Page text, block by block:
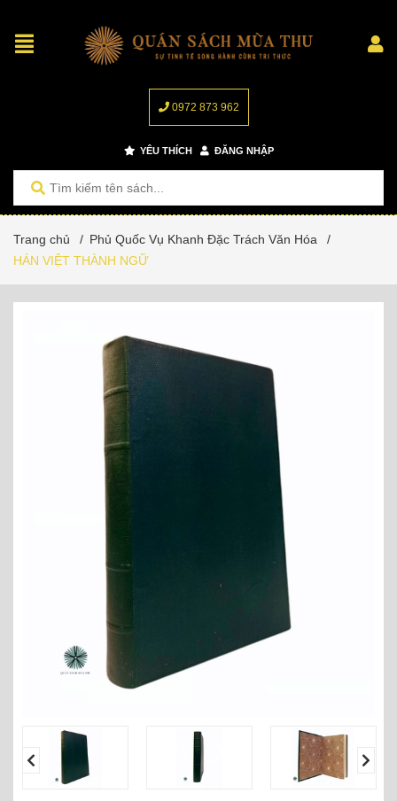
0972 873 962
YÊU THÍCH ĐĂNG NHẬP
Trang chủ / Phủ Quốc Vụ Khanh Đặc Trách Văn Hóa
/
HÁN VIỆT THÀNH NGỮ